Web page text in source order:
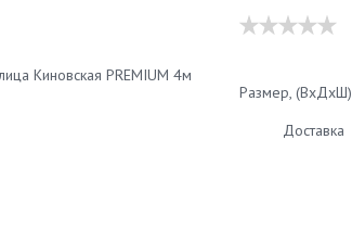
Размер, (ВхДхШ)
Доставка